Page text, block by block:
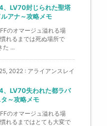
、LV70封じられた聖塔
ルアナ～攻略メモ
のオマージュ溢れる場
れるまでは死ぬ場所で
た ...
2022 : アライアンスレイ
、LV70失われた都ラバ
～攻略メモ
のオマージュ溢れる場
れるまではとても大変で